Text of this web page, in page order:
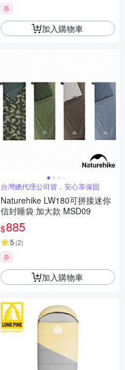
券
加入購物車
台灣總代理公司貨，安心享保固
Naturehike LW180可拼接迷你
信封睡袋 加大款 MSD09
$885
5 (2)
券
加入購物車